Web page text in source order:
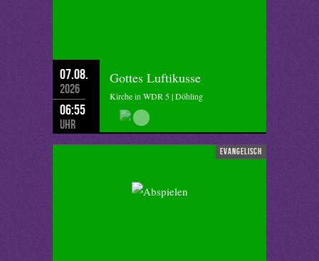
07.08.
2026
06:55
Uhr
Gottes Luftikusse
Kirche in WDR 5 | Döhling
evangelisch